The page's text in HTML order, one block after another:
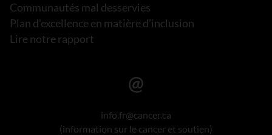
Communautés mal desservies
Plan d’excellence en matière d’inclusion
Lire notre rapport
info.fr@cancer.ca
(information sur le cancer et soutien)